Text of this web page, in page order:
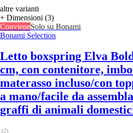
altre varianti
+ Dimensioni (3)
ConvieneSolo su Bonami
Bonami Selection
Letto boxspring Elva
cm, con contenitore,
materasso incluso/con
a mano/facile da
graffi di animali
(2)